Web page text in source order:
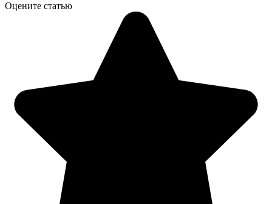
Оцените статью